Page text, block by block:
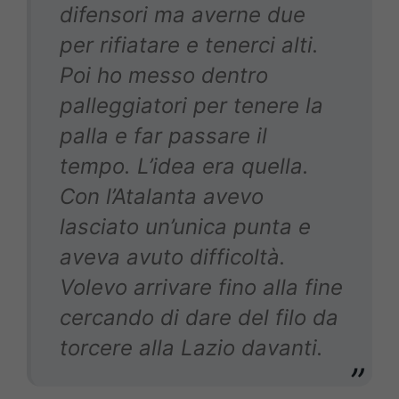
difensori ma averne due
per rifiatare e tenerci alti.
Poi ho messo dentro
palleggiatori per tenere la
palla e far passare il
tempo. L’idea era quella.
Con l’Atalanta avevo
lasciato un’unica punta e
aveva avuto difficoltà.
Volevo arrivare fino alla fine
cercando di dare del filo da
torcere alla Lazio davanti.